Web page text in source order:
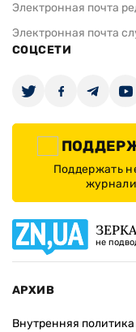
Электронная почта
Электронная почта
СОЦСЕТИ
Поддержать
не
АРХИВ
Внутренняя политика